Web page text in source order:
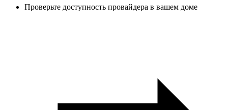
Проверьте доступность провайдера в вашем доме